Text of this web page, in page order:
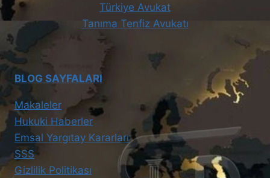
Türkiye Avukat
Tanıma Tenfiz Avukatı
BLOG SAYFALARI
Makaleler
Hukuki Haberler
Emsal Yargıtay Kararları
SSS
Gizlilik Politikası